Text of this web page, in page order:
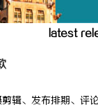
latest
辑、发布排期、评